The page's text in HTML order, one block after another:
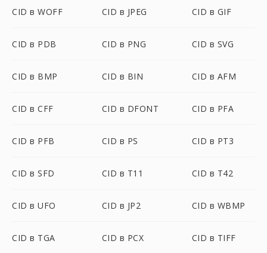
CID в WOFF CID в JPEG CID в GIF
CID в PDB CID в PNG CID в SVG
CID в BMP CID в BIN CID в AFM
CID в CFF CID в DFONT CID в PFA
CID в PFB CID в PS CID в PT3
CID в SFD CID в T11 CID в T42
CID в UFO CID в JP2 CID в WBMP
CID в TGA CID в PCX CID в TIFF